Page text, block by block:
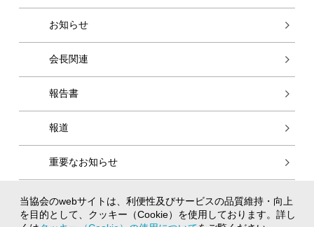
お知らせ
会長関連
報告書
報道
重要なお知らせ
個人情報保護方針
当協会のwebサイトは、利便性及びサービスの品質維持・向上
を目的として、クッキー（Cookie）を使用しております。詳し